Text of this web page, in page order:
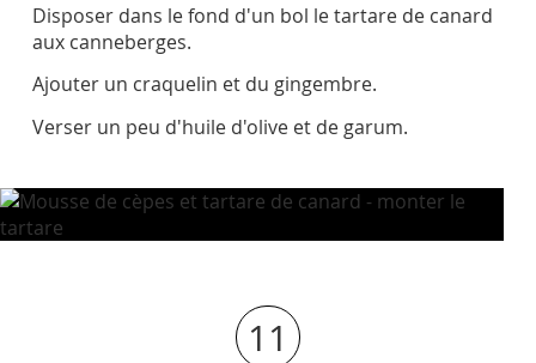
Disposer dans le fond d'un bol le tartare de canard
aux canneberges.
Ajouter un craquelin et du gingembre.
Verser un peu d'huile d'olive et de garum.
11